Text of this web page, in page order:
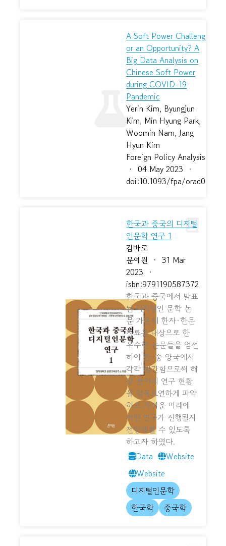
A Soft Power Challenge,
or an Opportunity? A
Big Data Analysis on
Chinese Soft Power
during COVID-19
Pandemic
Yerin Kim, Byungjun
Kim, Min Hyung Park,
Woomin Nam, Jang
Hyun Kim
Foreign Policy Analysis
· 04 May 2023 ·
doi:10.1093/fpa/orad011
한국과 중국의 디지털
인문학 연구 1
김바로
문예원 · 31 Mar
2023 ·
isbn:9791190587372
한국과 중국에서 발표
된 디지털인 문학 논
문 가운데 한자·한문
자료를 대상으로 한
우수한 논문들을 엄선
하여 한·중 양국에서
각각 발간함으로써 해
당 분야의 연구 현황
을 일목요연하게 파악
하고 가까운 미래에
어떤 연구가 진행될지
전망해볼 수 있도록
하고자 하였다.
Data
Website
Website
디지털인문학
한국학
중국학